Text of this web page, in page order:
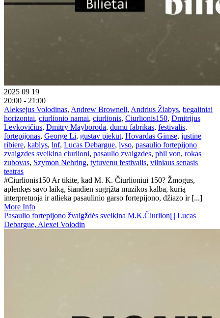
2025 09 19
20:00 - 21:00
Aleksejus Volodinas, Andrew Brownell, Andrius Žlabys, begaliniai
horizontai, ciurlionio namai, ciurlionis, Ciurlionis150, Dmitrijus
Levkovičius, Dmitry Mayboroda, dumu fabrikas, festivalis,
fortepijonas, George Li, gustav piekut, Hovardas Gimse, justine
ribiere, kablys, lnf, Lucas Debargue, lvso, pasaulio fortepijono
zvaigzdes sveikina ciurlioni, pasaulio zvaigzdes, phil von, rokas
zubovas, Szymon Nehring, tytuvenu festivalis, vilniaus senasis
teatras
#Ciurlionis150 Ar tikite, kad M. K. Čiurlioniui 150? Žmogus,
aplenkęs savo laiką, šiandien sugrįžta muzikos kalba, kurią
interpretuoja ir atlieka pasaulinio garso fortepijono, džiazo ir [...]
More Info
Pasaulio fortepijono žvaigždės sveikina M.K.Čiurlionį | Lucas
Debargue, Alexei Volodin